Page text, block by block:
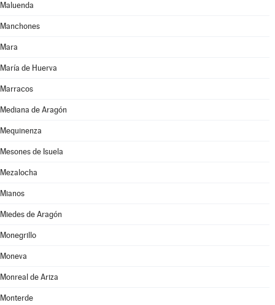
Maluenda
Manchones
Mara
María de Huerva
Marracos
Mediana de Aragón
Mequinenza
Mesones de Isuela
Mezalocha
Mianos
Miedes de Aragón
Monegrillo
Moneva
Monreal de Ariza
Monterde